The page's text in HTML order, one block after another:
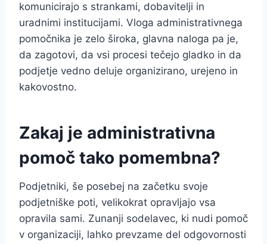
komunicirajo s strankami, dobavitelji in
uradnimi institucijami. Vloga administrativnega
pomočnika je zelo široka, glavna naloga pa je,
da zagotovi, da vsi procesi tečejo gladko in da
podjetje vedno deluje organizirano, urejeno in
kakovostno.
Zakaj je administrativna
pomoč tako pomembna?
Podjetniki, še posebej na začetku svoje
podjetniške poti, velikokrat opravljajo vsa
opravila sami. Zunanji sodelavec, ki nudi pomoč
v organizaciji, lahko prevzame del odgovornosti